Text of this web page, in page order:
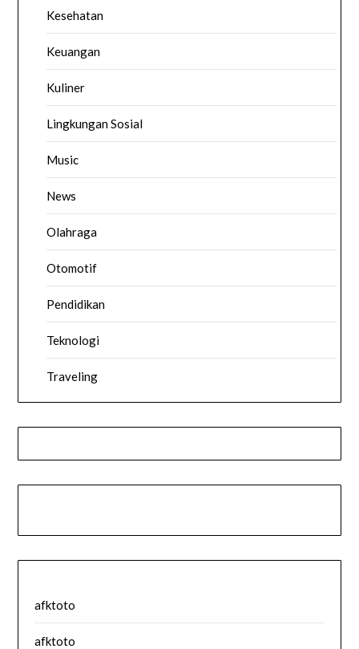
Kesehatan
Keuangan
Kuliner
Lingkungan Sosial
Music
News
Olahraga
Otomotif
Pendidikan
Teknologi
Traveling
afktoto
afktoto